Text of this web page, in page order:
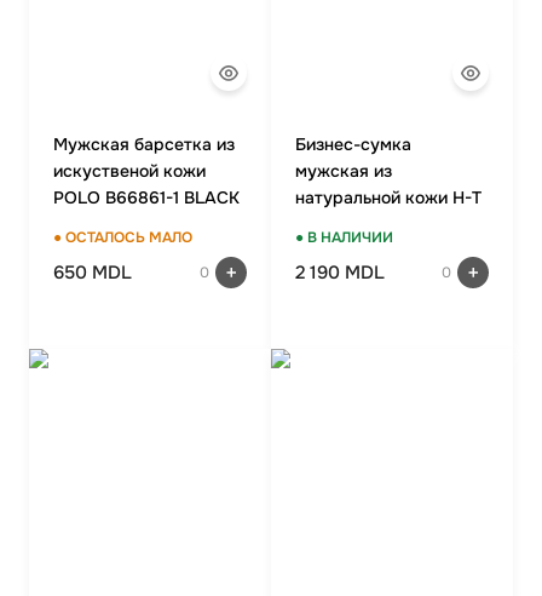
Мужская барсетка из
искуственой кожи
POLO B66861-1 BLACK
● ОСТАЛОСЬ МАЛО
650 MDL 0
Бизнес-сумка
мужская из
натуральной кожи H-T
● В НАЛИЧИИ
2 190 MDL 0